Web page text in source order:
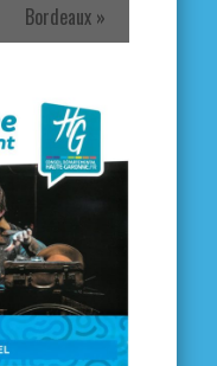
Bordeaux »